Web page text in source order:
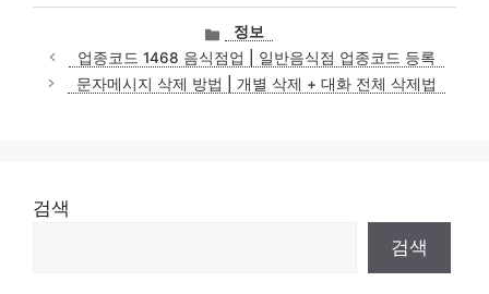
카
테
고
리
정보
업종코드 1468 음식점업 | 일반음식점 업종코드 등록
문자메시지 삭제 방법 | 개별 삭제 + 대화 전체 삭제법
검색
검색